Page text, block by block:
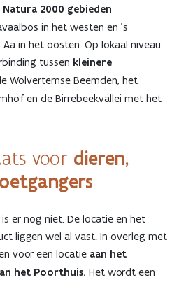
Natura 2000 gebieden
in het westen en ’s
in het oosten. Op lokaal niveau
tussen kleinere
Wolvertemse Beemden, het
en de Birrebeekvallei met het
voor dieren,
er nog niet. De locatie en het
liggen wel al vast. In overleg met
voor een locatie aan het
het Poorthuis. Het wordt een